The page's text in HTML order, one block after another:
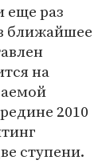
еще раз
ближайшее
на
2010
ступени.